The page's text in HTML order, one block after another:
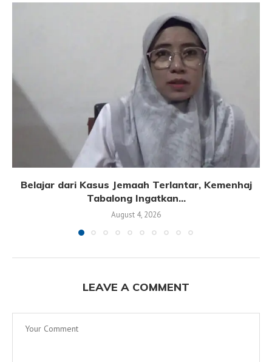
Belajar dari Kasus Jemaah Terlantar, Kemenhaj
Tabalong Ingatkan...
August 4, 2026
LEAVE A COMMENT